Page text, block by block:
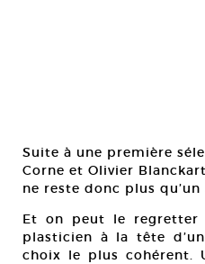
Suite à une première
Corne et Olivier
ne reste donc plus
Et on peut le regretter
plasticien à la tête
choix le plus cohérent.